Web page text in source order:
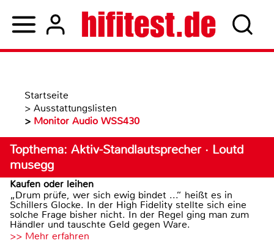
Startseite
> Ausstattungslisten
> Monitor Audio WSS430
Topthema: Aktiv-Standlautsprecher · Loutd
musegg
Kaufen oder leihen
„Drum prüfe, wer sich ewig bindet ...“ heißt es in
Schillers Glocke. In der High Fidelity stellte sich eine
solche Frage bisher nicht. In der Regel ging man zum
Händler und tauschte Geld gegen Ware.
>> Mehr erfahren